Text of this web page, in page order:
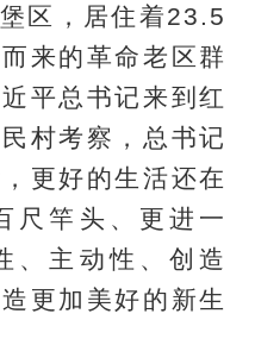
，居住着23.5
来的革命老区群
平总书记来到红
村考察，总书记
更好的生活还在
尺竿头、更进一
、主动性、创造
更加美好的新生